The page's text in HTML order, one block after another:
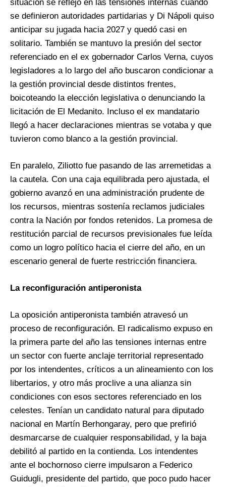
situación se reflejó en las tensiones internas cuando
se definieron autoridades partidarias y Di Nápoli quiso
anticipar su jugada hacia 2027 y quedó casi en
solitario. También se mantuvo la presión del sector
referenciado en el ex gobernador Carlos Verna, cuyos
legisladores a lo largo del año buscaron condicionar a
la gestión provincial desde distintos frentes,
boicoteando la elección legislativa o denunciando la
licitación de El Medanito. Incluso el ex mandatario
llegó a hacer declaraciones mientras se votaba y que
tuvieron como blanco a la gestión provincial.
En paralelo, Ziliotto fue pasando de las arremetidas a
la cautela. Con una caja equilibrada pero ajustada, el
gobierno avanzó en una administración prudente de
los recursos, mientras sostenía reclamos judiciales
contra la Nación por fondos retenidos. La promesa de
restitución parcial de recursos previsionales fue leída
como un logro político hacia el cierre del año, en un
escenario general de fuerte restricción financiera.
La reconfiguración antiperonista
La oposición antiperonista también atravesó un
proceso de reconfiguración. El radicalismo expuso en
la primera parte del año las tensiones internas entre
un sector con fuerte anclaje territorial representado
por los intendentes, críticos a un alineamiento con los
libertarios, y otro más proclive a una alianza sin
condiciones con esos sectores referenciado en los
celestes. Tenían un candidato natural para diputado
nacional en Martín Berhongaray, pero que prefirió
desmarcarse de cualquier responsabilidad, y la baja
debilitó al partido en la contienda. Los intendentes
ante el bochornoso cierre impulsaron a Federico
Guidugli, presidente del partido, que poco pudo hacer